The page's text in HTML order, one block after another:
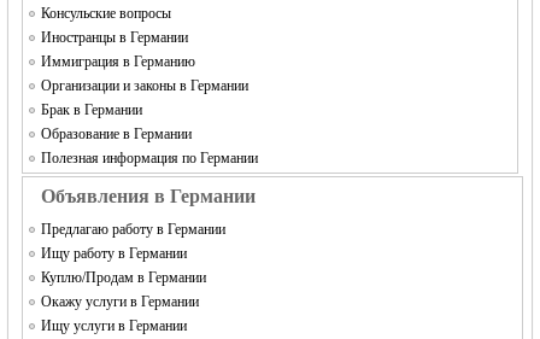
Консульские вопросы
Иностранцы в Германии
Иммиграция в Германию
Организации и законы в Германии
Брак в Германии
Образование в Германии
Полезная информация по Германии
Объявления в Германии
Предлагаю работу в Германии
Ищу работу в Германии
Куплю/Продам в Германии
Окажу услуги в Германии
Ищу услуги в Германии